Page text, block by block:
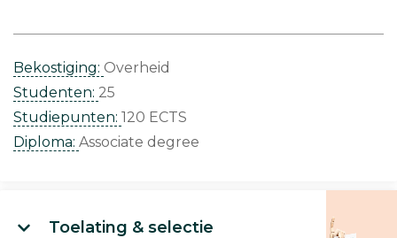
Bekostiging: Overheid
Studenten: 25
Studiepunten: 120 ECTS
Diploma: Associate degree
Toelating & selectie